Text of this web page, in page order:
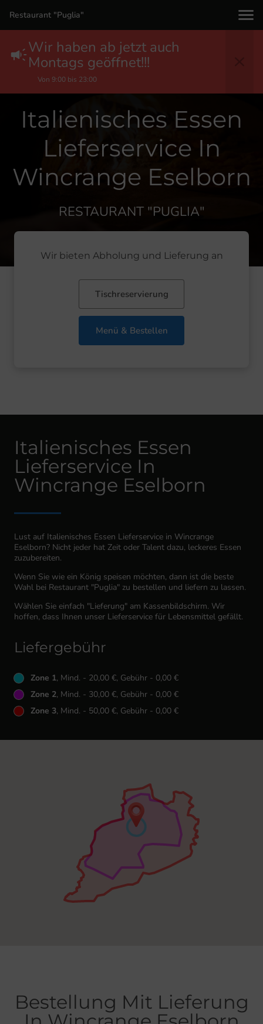
Restaurant "Puglia"
Wir haben ab jetzt auch
Montags geöffnet!!!
Von 9:00 bis 23:00
Italienisches Essen
Lieferservice In
Wincrange Eselborn
RESTAURANT "PUGLIA"
Wir bieten Abholung und Lieferung an
Tischreservierung
Menü & Bestellen
Italienisches Essen
Lieferservice In
Wincrange Eselborn
Lust auf Italienisches Essen Lieferservice in Wincrange
Eselborn? Nicht jeder hat Zeit oder Talent dazu, leckeres Essen
zuzubereiten.
Wenn Sie wie ein König speisen möchten, dann ist die beste
Wahl bei Restaurant "Puglia" zu bestellen und liefern zu lassen.
Wählen Sie einfach "Lieferung" am Kassenbildschirm. Wir
hoffen, dass Ihnen unser Lieferservice für Lebensmittel gefällt.
Liefergebühr
Zone 1, Mind. - 20,00 €, Gebühr - 0,00 €
Zone 2, Mind. - 30,00 €, Gebühr - 0,00 €
Zone 3, Mind. - 50,00 €, Gebühr - 0,00 €
Bestellung Mit Lieferung